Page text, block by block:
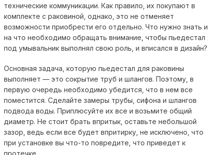
технические коммуникации. Как правило, их покупают в
комплекте с раковиной, однако, это не отменяет
возможности приобрести его отдельно. Что нужно знать и
на что необходимо обращать внимание, чтобы пьедестал
под умывальник выполнял свою роль, и вписался в дизайн?
Основная задача, которую пьедестал для раковины
выполняет — это сокрытие труб и шлангов. Поэтому, в
первую очередь необходимо убедится, что в нем все
поместится. Сделайте замеры трубы, сифона и шлангов
подвода воды. Приплюсуйте их все и возьмите общий
диаметр. Не стоит брать впритык, оставьте небольшой
зазор, ведь если все будет впритирку, не исключено, что
при установке вы что-то повредите, что приведет к
протечке.